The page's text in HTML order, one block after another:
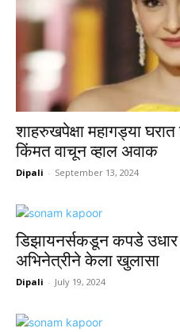
शाहरुखपेक्षा महागड्या
किंमत वाचून व्हाल अवाक
Dipali - September 13, 2024
डिझायनर्सकडून कपडे उधार
अभिनेत्रीने केला खुलासा
Dipali - July 19, 2024